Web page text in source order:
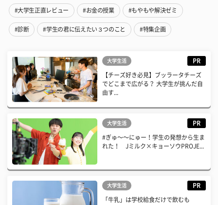
#大学生正直レビュー #お金の授業 #もやもや解決ゼミ
#診断 #学生の君に伝えたい３つのこと #特集企画
大学生活 PR
【チーズ好き必見】ブッラータチーズ
でどこまで広がる？ 大学生が挑んだ自
由す...
大学生活 PR
#ぎゅ〜〜にゅー！学生の発想から生ま
れた！ Jミルク×キョーソウPROJE...
大学生活 PR
「牛乳」は学校給食だけで飲むも